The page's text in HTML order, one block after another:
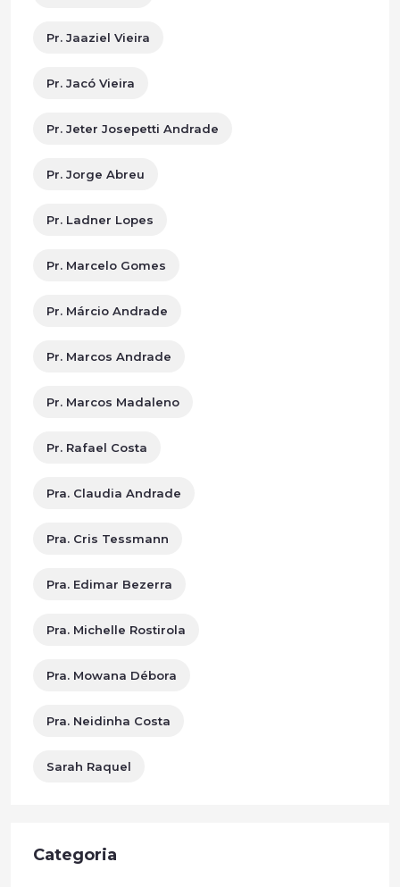
Pr. Jaaziel Vieira
Pr. Jacó Vieira
Pr. Jeter Josepetti Andrade
Pr. Jorge Abreu
Pr. Ladner Lopes
Pr. Marcelo Gomes
Pr. Márcio Andrade
Pr. Marcos Andrade
Pr. Marcos Madaleno
Pr. Rafael Costa
Pra. Claudia Andrade
Pra. Cris Tessmann
Pra. Edimar Bezerra
Pra. Michelle Rostirola
Pra. Mowana Débora
Pra. Neidinha Costa
Sarah Raquel
Categoria